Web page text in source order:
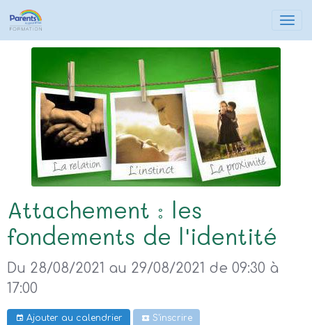
Attachement : les
fondements de l'identité
Du 28/08/2021 au 29/08/2021 de 09:30 à
17:00
Ajouter au calendrier S'inscrire